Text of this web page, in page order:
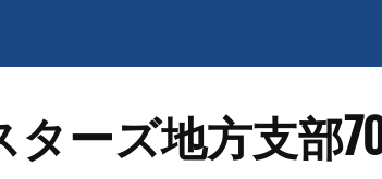
ターズ地方支部